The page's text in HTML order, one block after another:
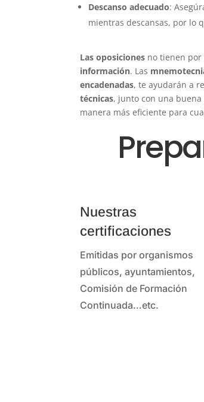
Descanso adecuado:
mientras descansas, por lo
Las oposiciones no tienen
información. Las
encadenadas, te ayudarán a
técnicas, junto con una buena
manera más eficiente para
Nuestras
certificaciones
Emitidas por organismos
públicos, ayuntamientos,
Comisión de Formación
Continuada…etc.